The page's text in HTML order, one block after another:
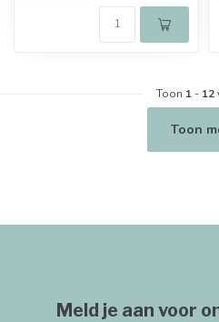
Toon 1 - 12
Toon
Meld je aan voor